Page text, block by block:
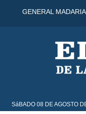
GENERAL
SáBADO 08 DE AGOSTO
44°C 9 Ago